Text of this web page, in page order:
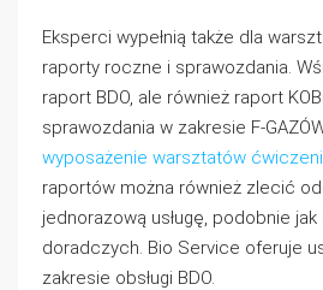
Eksperci wypełnią także dla
raporty roczne i sprawozdania.
raport BDO, ale również raport
sprawozdania w zakresie F-
wyposażenie warsztatów
raportów można również zlecić
jednorazową usługę, podobnie jak
doradczych. Bio Service oferuje
zakresie obsługi BDO.